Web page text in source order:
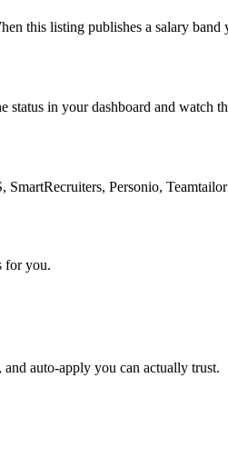
this listing publishes a salary
in your dashboard and watch
Personio,
for you.
auto-apply you can actually trust.